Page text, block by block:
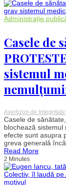
Administrație
Casele de
sistemul
Avertizori de Integritate
Casele de
blochează sistemul
efecte sunt asupra
greva generală
Read More
2 Minutes